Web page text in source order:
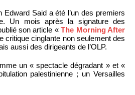
Edward Said a été l’un des premiers
Un mois après la signature des
son article «The Morning After
critique cinglante non seulement des
aussi des dirigeants de l’OLP.
un « spectacle dégradant » et «
palestinienne ; un Versailles